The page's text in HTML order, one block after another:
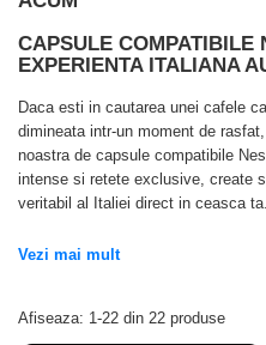
Capsule compatibile Bialetti
Capsule compatibile Beanz
Capsule compatibile Uno
Capsule compatibile Caffitaly
PADURI CAFEA & MONODOZE
Paduri cafea ESE44
CAFEA BOABE
CAPSULE COMPATIBILE
EXPERIENTA ITALIANA
Daca esti in cautarea unei cafele
dimineata intr-un moment de
noastra de capsule compatibile
intense si retete exclusive, create
veritabil al Italiei direct in ceasca ta.
Vezi mai mult
Afiseaza: 1-22 din 22 produse